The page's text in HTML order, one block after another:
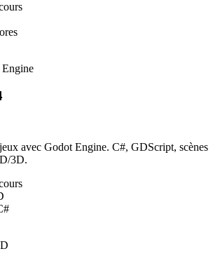
avec Godot Engine. C#, GDScript, scènes
3D.